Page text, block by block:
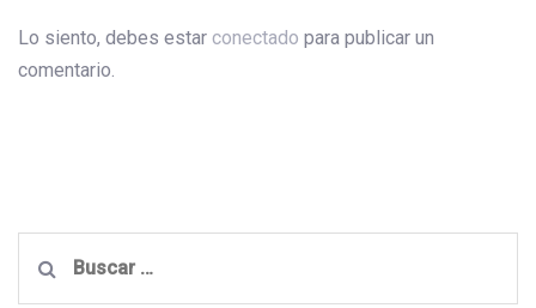
Lo siento, debes estar conectado para publicar un
comentario.